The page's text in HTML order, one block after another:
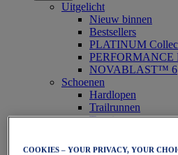
Uitgelicht
Nieuw binnen
Bestsellers
PLATINUM
PERFORMANCE
NOVABLAST™ 6
Schoenen
Hardlopen
Trailrunnen
Tennis
Handbal
COOKIES – YOUR PRIVACY, YOUR